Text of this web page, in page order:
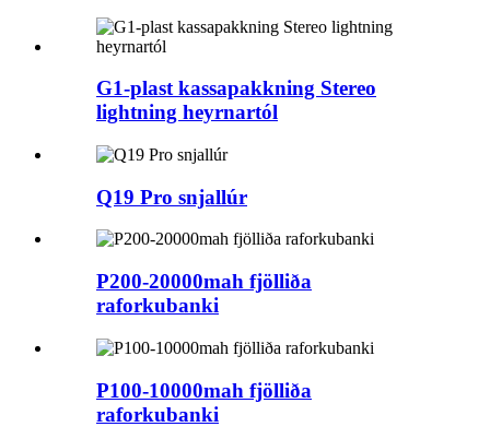
G1-plast kassapakkning Stereo
lightning heyrnartól
Q19 Pro snjallúr
P200-20000mah fjölliða
raforkubanki
P100-10000mah fjölliða
raforkubanki